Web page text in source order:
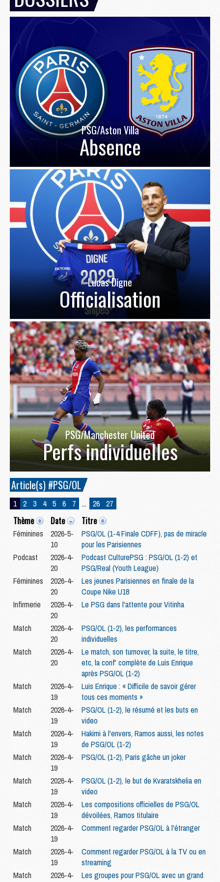
PSG/Aston Villa
Absence
Lucas Digne
Officialisation
PSG/Manchester United
Perfs individuelles
Article(s) #PSG/OL
1 2 3 4 5 6 7 ... 26 27
Thème Date Titre
Féminines
2026-5-
10
PSG/OL (1-4 Finale CDFF), pas de miracle
pour les Parisiennes
Podcast
2026-4-
20
Podcast CulturePSG : PSG/OL (1-2) et
PSG/Real (Youth League)
Féminines
2026-4-
20
Les jeunes Parisiennes en finale de la
Coupe Nike U18
Infirmerie
2026-4-
20
Le PSG dans l'attente pour Vitinha
Match
2026-4-
20
PSG/OL (1-2), les performances
individuelles
Match
2026-4-
20
Le match, son turnover, la suite, le titre,
etc, la conf' complète de Luis Enrique
après PSG/OL (1-2)
Match
2026-4-
19
Luis Enrique : « Difficile de savoir gérer
tous ces moments »
Match
2026-4-
19
PSG/OL (1-2), le résumé et les buts en
video
Match
2026-4-
19
Hakimi à l'envers, Ramos aussi, les notes
de PSG/OL (1-2)
Match
2026-4-
19
PSG/OL (1-2), Paris gâche un joker
Match
2026-4-
19
PSG/OL (1-2), le but de Kvaratskhelia en
video
Match
2026-4-
19
Les compositions officielles de PSG/OL
dévoilées, Ramos titulaire
Match
2026-4-
19
Comment regarder PSG/OL à l'étranger
Match
2026-4-
19
Comment regarder PSG/OL à la TV ou en
streaming
Match
2026-4-
Les groupes pour PSG/OL avec un grand